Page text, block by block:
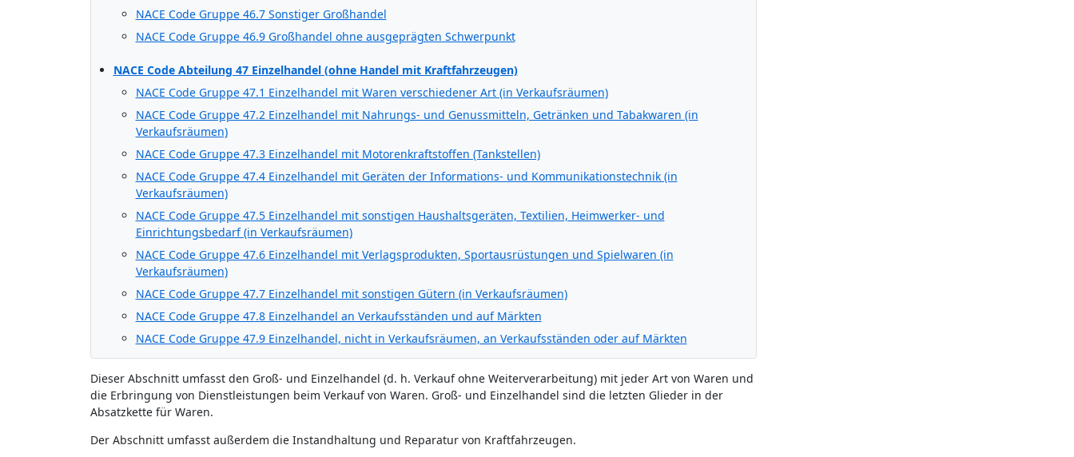
NACE Code Gruppe 46.7 Sonstiger Großhandel
NACE Code Gruppe 46.9 Großhandel ohne ausgeprägten Schwerpunkt
NACE Code Abteilung 47 Einzelhandel (ohne Handel mit Kraftfahrzeugen)
NACE Code Gruppe 47.1 Einzelhandel mit Waren verschiedener Art (in Verkaufsräumen)
NACE Code Gruppe 47.2 Einzelhandel mit Nahrungs- und Genussmitteln, Getränken und Tabakwaren (in
Verkaufsräumen)
NACE Code Gruppe 47.3 Einzelhandel mit Motorenkraftstoffen (Tankstellen)
NACE Code Gruppe 47.4 Einzelhandel mit Geräten der Informations- und Kommunikationstechnik (in
Verkaufsräumen)
NACE Code Gruppe 47.5 Einzelhandel mit sonstigen Haushaltsgeräten, Textilien, Heimwerker- und
Einrichtungsbedarf (in Verkaufsräumen)
NACE Code Gruppe 47.6 Einzelhandel mit Verlagsprodukten, Sportausrüstungen und Spielwaren (in
Verkaufsräumen)
NACE Code Gruppe 47.7 Einzelhandel mit sonstigen Gütern (in Verkaufsräumen)
NACE Code Gruppe 47.8 Einzelhandel an Verkaufsständen und auf Märkten
NACE Code Gruppe 47.9 Einzelhandel, nicht in Verkaufsräumen, an Verkaufsständen oder auf Märkten
Dieser Abschnitt umfasst den Groß- und Einzelhandel (d. h. Verkauf ohne Weiterverarbeitung) mit jeder Art von Waren und
die Erbringung von Dienstleistungen beim Verkauf von Waren. Groß- und Einzelhandel sind die letzten Glieder in der
Absatzkette für Waren.
Der Abschnitt umfasst außerdem die Instandhaltung und Reparatur von Kraftfahrzeugen.